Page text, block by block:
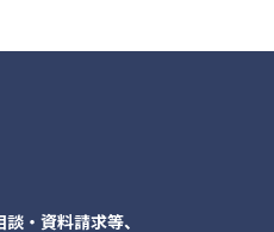
・資料請求等、